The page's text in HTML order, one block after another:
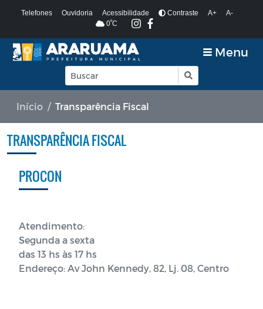
Telefones Ouvidoria Acessibilidade Contraste A+
A-
0ºC
Menu
Início Transparência Fiscal
TRANSPARÊNCIA FISCAL